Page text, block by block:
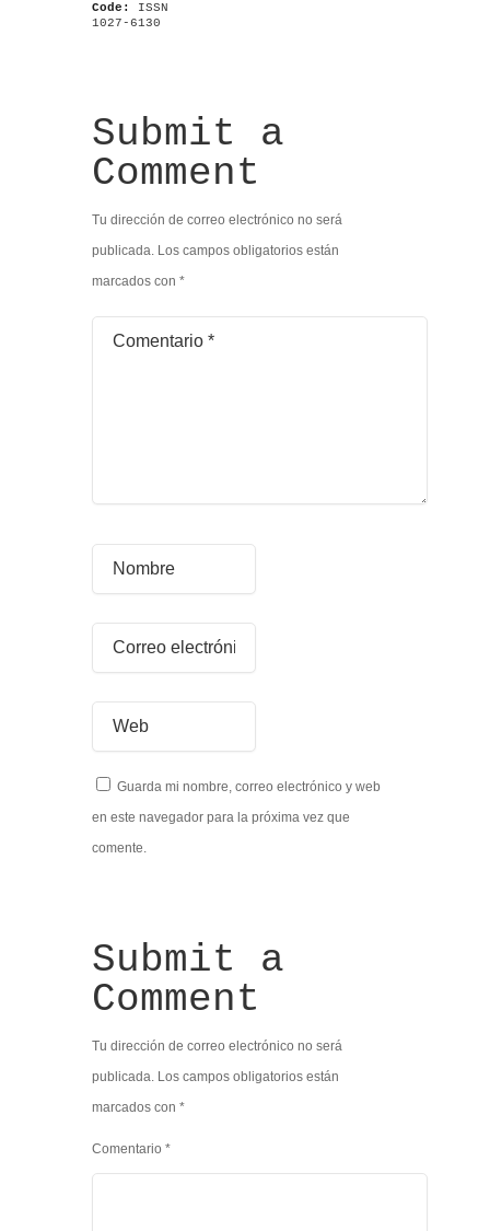
Code: ISSN
1027-6130
Submit a
Comment
Tu dirección de correo electrónico no será
publicada. Los campos obligatorios están
marcados con *
Guarda mi nombre, correo electrónico y web
en este navegador para la próxima vez que
comente.
Submit a
Comment
Tu dirección de correo electrónico no será
publicada. Los campos obligatorios están
marcados con *
Comentario *